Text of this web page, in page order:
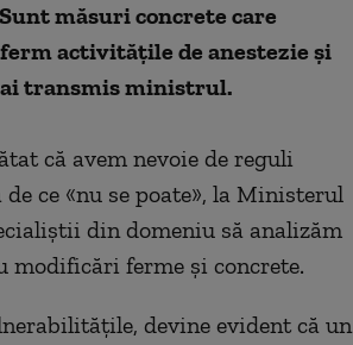
măsuri concrete care
activităţile de anestezie şi
transmis ministrul.
că avem nevoie de reguli
ce «nu se poate», la Ministerul
din domeniu să analizăm
modificări ferme şi concrete.
devine evident că un